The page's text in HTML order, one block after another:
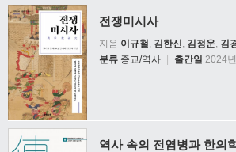
전쟁미시사
지음 이규철 김한신 김정운 김
분류 종교/역사 출간일 2024
역사 속의 전염병과 한의